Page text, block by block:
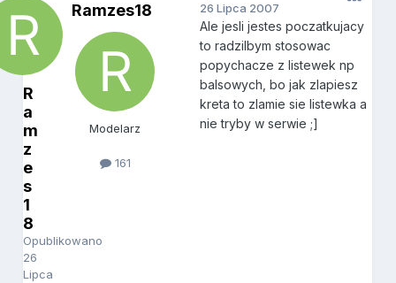
R
a
m
z
e
s
1
8
Opublikowano
26
Lipca
Ramzes18
Modelarz
161
26 Lipca 2007
Ale jesli jestes poczatkujacy
to radzilbym stosowac
popychacze z listewek np
balsowych, bo jak zlapiesz
kreta to zlamie sie listewka a
nie tryby w serwie ;]